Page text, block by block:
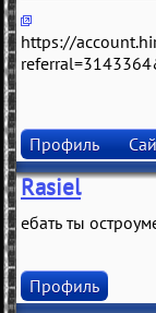
https://
Профиль
Rasiel
ебать ты
Профиль